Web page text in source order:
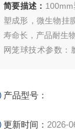
简要描述：
塑成形，微生物挂
寿命长，产品耐生
网笼球技术参数：
产品型号：
更新时间： 2026-